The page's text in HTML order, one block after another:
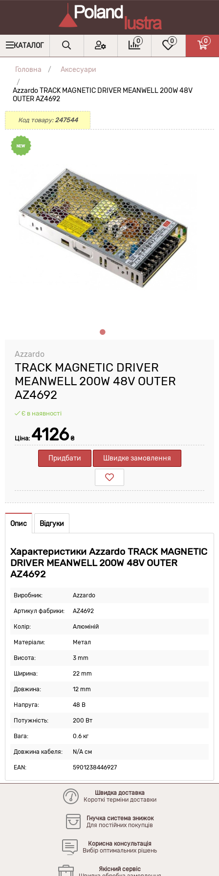
КАТАЛОГ
0 0 0
Головна Аксесуари
Azzardo TRACK MAGNETIC DRIVER MEANWELL 200W 48V
OUTER AZ4692
Код товару:247544
Azzardo
TRACK MAGNETIC DRIVER
MEANWELL 200W 48V OUTER
AZ4692
Є в наявності
Ціна: 4126₴
Придбати Швидке замовлення
Опис Відгуки
Характеристики Azzardo TRACK MAGNETIC
DRIVER MEANWELL 200W 48V OUTER
AZ4692
Виробник: Azzardo
Артикул фабрики: AZ4692
Колір: Алюміній
Матеріали: Метал
Висота: 3 mm
Ширина: 22 mm
Довжина: 12 mm
Напруга: 48 В
Потужність: 200 Вт
Вага: 0.6 кг
Довжина кабеля: N/A см
EAN: 5901238446927
Швидка доставка
Короткі терміни доставки
Гнучка система знижок
Для постійних покупців
Корисна консультація
Вибір оптимальних рішень
Якісний сервіс